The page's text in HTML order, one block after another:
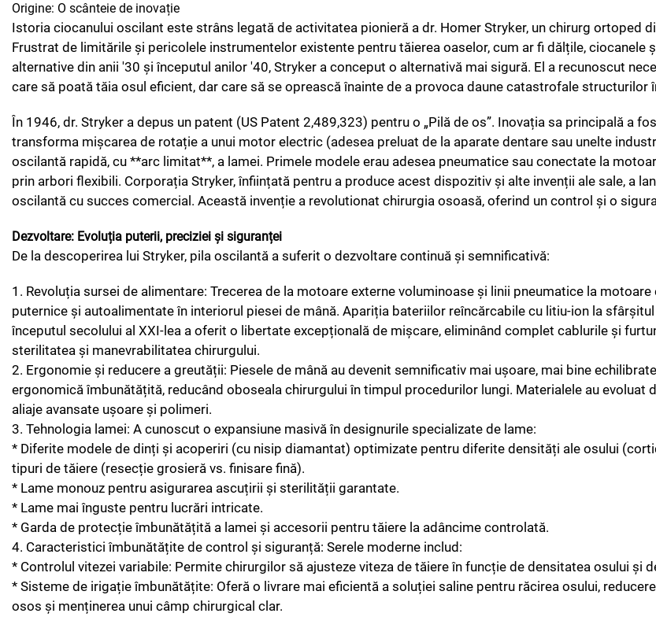
Origine: O scânteie de inovație
Istoria ciocanului oscilant este strâns legată de activitatea pionieră a dr. Homer Stryker, un chirurg ortoped
Frustrat de limitările și pericolele instrumentelor existente pentru tăierea oaselor, cum ar fi dălțile, ciocanele
alternative din anii '30 și începutul anilor '40, Stryker a conceput o alternativă mai sigură. El a recunoscut
care să poată tăia osul eficient, dar care să se oprească înainte de a provoca daune catastrofale structurilor
În 1946, dr. Stryker a depus un patent (US Patent 2,489,323) pentru o „Pilă de os”. Inovația sa principală a
transforma mișcarea de rotație a unui motor electric (adesea preluat de la aparate dentare sau unelte
oscilantă rapidă, cu **arc limitat**, a lamei. Primele modele erau adesea pneumatice sau conectate la
prin arbori flexibili. Corporația Stryker, înființată pentru a produce acest dispozitiv și alte invenții ale sale, a
oscilantă cu succes comercial. Această invenție a revolutionat chirurgia osoasă, oferind un control și o
Dezvoltare: Evoluția puterii, preciziei și siguranței
De la descoperirea lui Stryker, pila oscilantă a suferit o dezvoltare continuă și semnificativă:
1. Revoluția sursei de alimentare: Trecerea de la motoare externe voluminoase și linii pneumatice la
puternice și autoalimentate în interiorul piesei de mână. Apariția bateriilor reîncărcabile cu litiu-ion la
începutul secolului al XXI-lea a oferit o libertate excepțională de mișcare, eliminând complet cablurile și
sterilitatea și manevrabilitatea chirurgului.
2. Ergonomie și reducere a greutății: Piesele de mână au devenit semnificativ mai ușoare, mai bine
ergonomică îmbunătățită, reducând oboseala chirurgului în timpul procedurilor lungi. Materialele au evoluat
aliaje avansate ușoare și polimeri.
3. Tehnologia lamei: A cunoscut o expansiune masivă în designurile specializate de lame:
* Diferite modele de dinți și acoperiri (cu nisip diamantat) optimizate pentru diferite densități ale osului
tipuri de tăiere (resecție grosieră vs. finisare fină).
* Lame monouz pentru asigurarea ascuțirii și sterilității garantate.
* Lame mai înguste pentru lucrări intricate.
* Garda de protecție îmbunătățită a lamei și accesorii pentru tăiere la adâncime controlată.
4. Caracteristici îmbunătățite de control și siguranță: Serele moderne includ:
* Controlul vitezei variabile: Permite chirurgilor să ajusteze viteza de tăiere în funcție de densitatea osului și
* Sisteme de irigație îmbunătățite: Oferă o livrare mai eficientă a soluției saline pentru răcirea osului,
osos și menținerea unui câmp chirurgical clar.